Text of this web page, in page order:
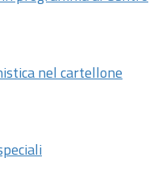
nel cartellone